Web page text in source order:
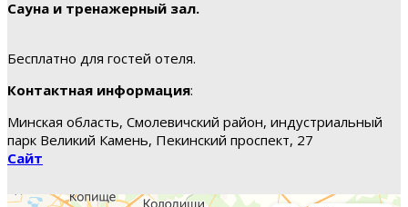
Сауна и тренажерный зал.
Бесплатно для гостей отеля.
Контактная информация:
Минская область, Смолевичский район, индустриальный
парк Великий Камень, Пекинский проспект, 27
Сайт